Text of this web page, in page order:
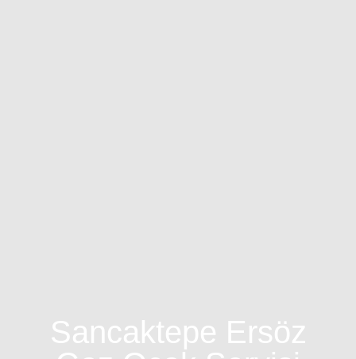
Sancaktepe Ersöz